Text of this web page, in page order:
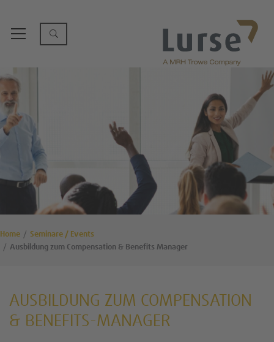
Home
Seminare / Events
Ausbildung zum Compensation & Benefits Manager
AUSBILDUNG ZUM COMPENSATION
& BENEFITS-MANAGER